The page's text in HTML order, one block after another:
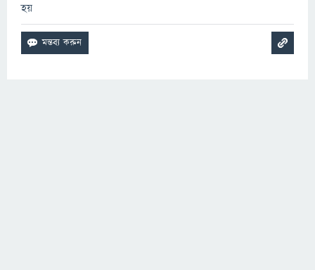
হয়